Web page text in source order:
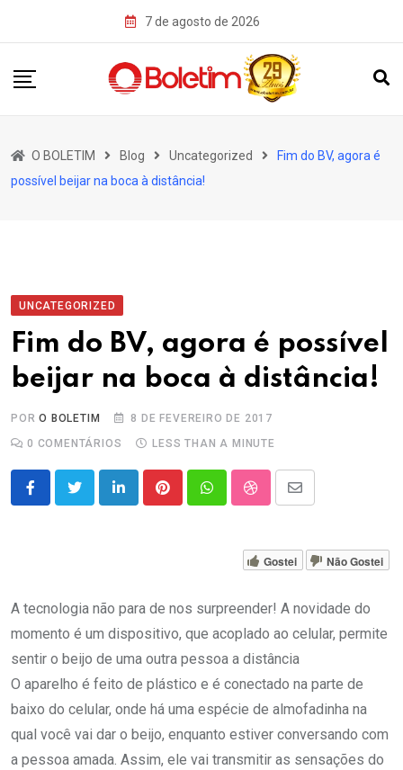
7 de agosto de 2026
O BOLETIM Blog Uncategorized
Fim do BV, agora é
possível beijar na boca à distância!
UNCATEGORIZED
Fim do BV, agora é possível
beijar na boca à distância!
PORO BOLETIM
8 DE FEVEREIRO DE 2017
0 COMENTÁRIOS LESS THAN A MINUTE
LinkedInPinterestWhatsappStumbleUpon
Share
Email
Gostei Não Gostei
A tecnologia não para de nos surpreender! A novidade do
momento é um dispositivo, que acoplado ao celular, permite
sentir o beijo de uma outra pessoa a distância
O aparelho é feito de plástico e é conectado na parte de
baixo do celular, onde há uma espécie de almofadinha na
qual você vai dar o beijo, enquanto estiver conversando com
a pessoa amada. Assim, ele vai transmitir as sensações do